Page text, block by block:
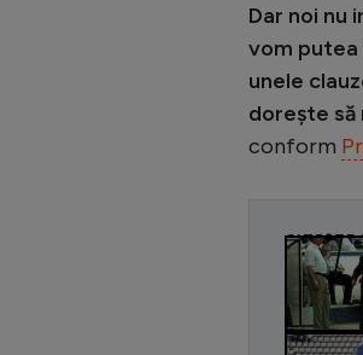
Dar noi nu
vom putea
unele
dorește să
conform
CITEȘTE